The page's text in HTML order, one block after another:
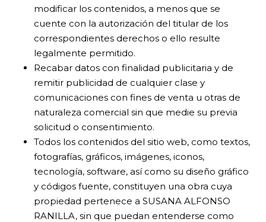
modificar los contenidos, a menos que se
cuente con la autorización del titular de los
correspondientes derechos o ello resulte
legalmente permitido.
Recabar datos con finalidad publicitaria y de
remitir publicidad de cualquier clase y
comunicaciones con fines de venta u otras de
naturaleza comercial sin que medie su previa
solicitud o consentimiento.
Todos los contenidos del sitio web, como textos,
fotografías, gráficos, imágenes, iconos,
tecnología, software, así como su diseño gráfico
y códigos fuente, constituyen una obra cuya
propiedad pertenece a SUSANA ALFONSO
RANILLA, sin que puedan entenderse como